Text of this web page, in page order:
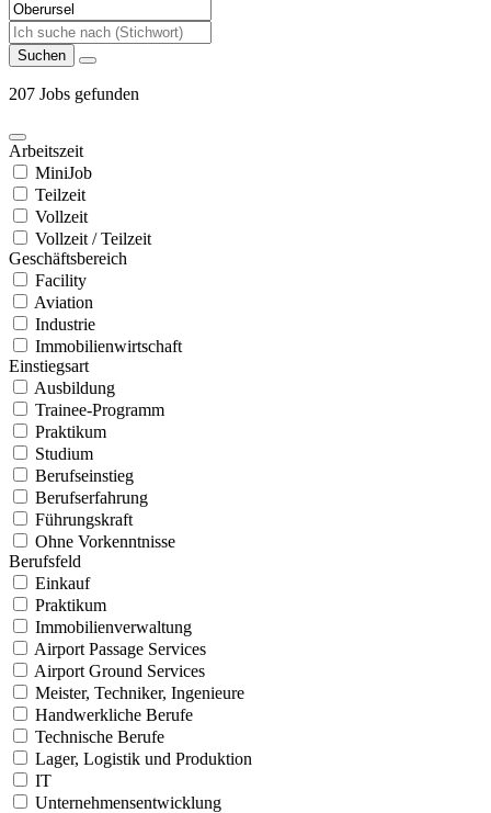
Suchen
207 Jobs gefunden
Arbeitszeit
MiniJob
Teilzeit
Vollzeit
Vollzeit / Teilzeit
Geschäftsbereich
Facility
Aviation
Industrie
Immobilienwirtschaft
Einstiegsart
Ausbildung
Trainee-Programm
Praktikum
Studium
Berufseinstieg
Berufserfahrung
Führungskraft
Ohne Vorkenntnisse
Berufsfeld
Einkauf
Praktikum
Immobilienverwaltung
Airport Passage Services
Airport Ground Services
Meister, Techniker, Ingenieure
Handwerkliche Berufe
Technische Berufe
Lager, Logistik und Produktion
IT
Unternehmensentwicklung